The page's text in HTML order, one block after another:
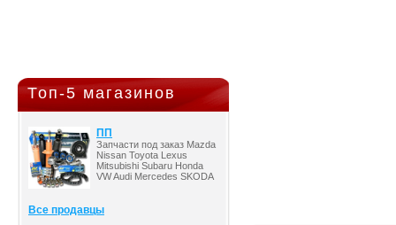
Топ-5 магазинов
ПП
Запчасти под заказ Mazda
Nissan Toyota Lexus
Mitsubishi Subaru Honda
VW Audi Mercedes SKODA
Все продавцы